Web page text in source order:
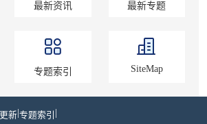
最新资讯 最新专题
专题索引 SiteMap
新 专题索引